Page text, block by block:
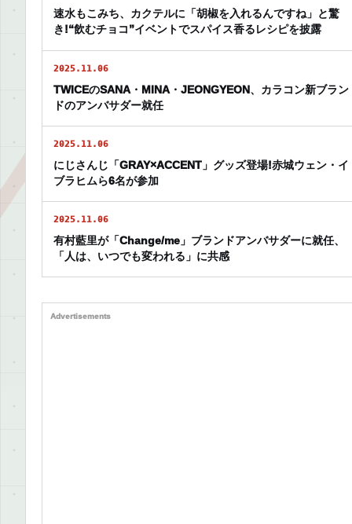
速水もこみち、カクテルに「胡椒を入れるんですね」と驚
き!“飲むチョコ”イベントでスパイス香るレシピを披露
2025.11.06
TWICEのSANA・MINA・JEONGYEON、カラコン新ブラン
ドのアンバサダー就任
2025.11.06
にじさんじ「GRAY×ACCENT」グッズ登場!赤城ウェン・イ
ブラヒムら6名が参加
2025.11.06
有村藍里が「Change/me」ブランドアンバサダーに就任、
「人は、いつでも変われる」に共感
Advertisements